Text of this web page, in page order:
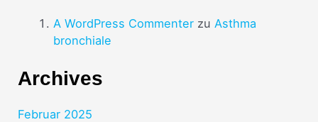
A WordPress Commenterzu Asthma
bronchiale
Archives
Februar 2025